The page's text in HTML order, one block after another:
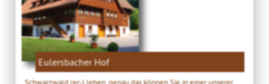
Eulersbacher Hof